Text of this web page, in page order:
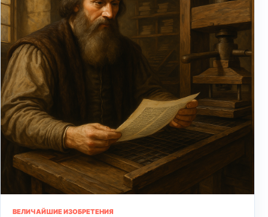
ВЕЛИЧАЙШИЕ ИЗОБРЕТЕНИЯ